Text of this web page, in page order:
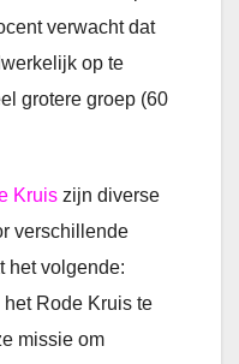
verwacht dat
op te
grotere groep (60
Kruis zijn diverse
verschillende
het volgende:
Rode Kruis te
missie om